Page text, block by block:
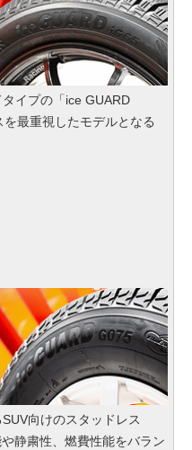
イプの「ice GUARD
最重視したモデルとなる
向けのスタッドレス
静粛性、燃費性能をバラン